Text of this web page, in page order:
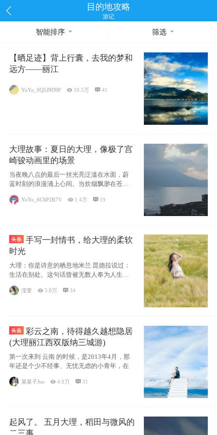
目的地攻略
游记
智能排序 筛选
【晒足迹】背上行囊，去我的梦和
远方——丽江
YoYo_0Q5J9D9F  10.5万 41
大理故事：夏日的大理，像极了宫
崎骏动画里的场景
当夜晚八点的最后一丝光亮泛滥在水面，蔚
蓝时刻的浪漫涌上心间。当炊烟飘渺在苍山
YoYo_6C6P2R7V  1.4万  19
手写一封情书，给大理的柔软
时光
大理：你是诗意的栖息地米兰 昆德拉说过：
生活在别处。这句话曾被无数人奉为人生信
条，并
滢萱 5.8万 34
彩云之南，待得越久越想隐居
(大理丽江西双版纳三城游)
第一次来到 云南 的时候，是2013年4月，那
年还是个少不经事、无忧无虑的小青年，在
菜菜子Joe 4.9万  31
起风了。 五月大理，稻田与微风的